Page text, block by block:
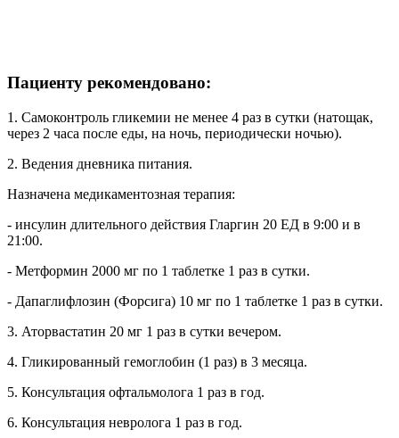
Пациенту рекомендовано:
1. Самоконтроль гликемии не менее 4 раз в сутки (натощак,
через 2 часа после еды, на ночь, периодически ночью).
2. Ведения дневника питания.
Назначена медикаментозная терапия:
- инсулин длительного действия Гларгин 20 ЕД в 9:00 и в
21:00.
- Метформин 2000 мг по 1 таблетке 1 раз в сутки.
- Дапаглифлозин (Форсига) 10 мг по 1 таблетке 1 раз в сутки.
3. Аторвастатин 20 мг 1 раз в сутки вечером.
4. Гликированный гемоглобин (1 раз) в 3 месяца.
5. Консультация офтальмолога 1 раз в год.
6. Консультация невролога 1 раз в год.